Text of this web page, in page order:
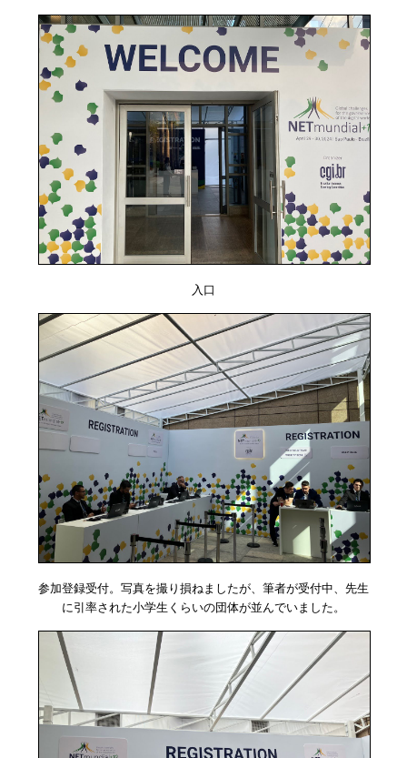
入口
参加登録受付。写真を撮り損ねましたが、筆者が受付中、先生
に引率された小学生くらいの団体が並んでいました。